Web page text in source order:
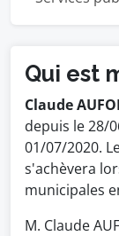
Qui est
Claude
depuis le 28/
01/07/2020.
s'achèvera
municipales
M. Claude